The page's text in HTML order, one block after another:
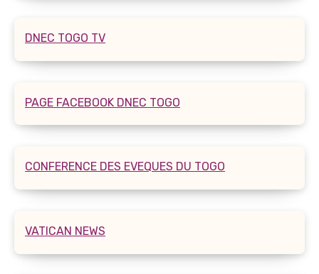
DNEC TOGO TV
PAGE FACEBOOK DNEC TOGO
CONFERENCE DES EVEQUES DU TOGO
VATICAN NEWS